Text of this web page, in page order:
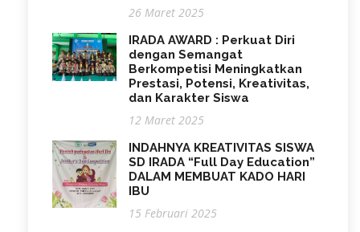
26 Maret 2025
IRADA AWARD : Perkuat Diri
dengan Semangat
Berkompetisi Meningkatkan
Prestasi, Potensi, Kreativitas,
dan Karakter Siswa
12 Maret 2025
INDAHNYA KREATIVITAS SISWA
SD IRADA “Full Day Education”
DALAM MEMBUAT KADO HARI
IBU
15 Februari 2025